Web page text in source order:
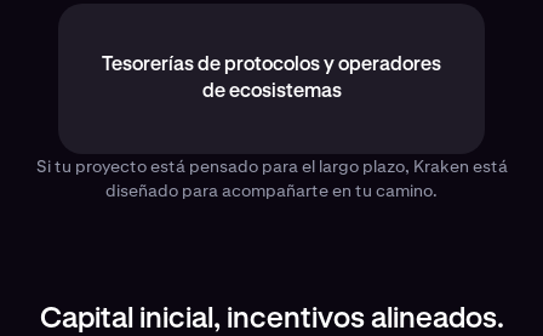
Tesorerías de protocolos y operadores
de ecosistemas
Si tu proyecto está pensado para el largo plazo, Kraken está
diseñado para acompañarte en tu camino.
Capital inicial, incentivos alineados.